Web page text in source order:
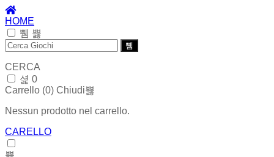
HOME
CERCA
0
Carrello (0) Chiudi
Nessun prodotto nel carrello.
CARELLO